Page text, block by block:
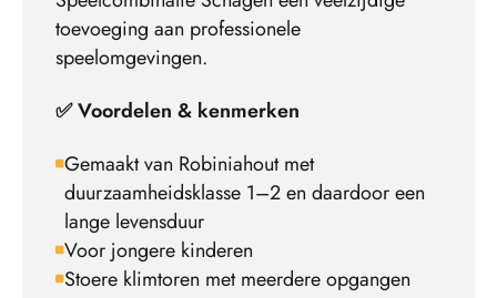
toevoeging aan professionele
speelomgevingen.
✅ Voordelen & kenmerken
Gemaakt van Robiniahout met
duurzaamheidsklasse 1–2 en daardoor een
lange levensduur
Voor jongere kinderen
Stoere klimtoren met meerdere opgangen